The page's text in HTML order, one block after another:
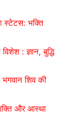
स्टेटस: भक्ति
: ज्ञान, बुद्धि
शिव की
और आस्था